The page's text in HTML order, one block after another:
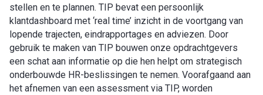
stellen en te plannen. TIP bevat een persoonlijk
klantdashboard met ‘real time’ inzicht in de voortgang van
lopende trajecten, eindrapportages en adviezen. Door
gebruik te maken van TIP bouwen onze opdrachtgevers
een schat aan informatie op die hen helpt om strategisch
onderbouwde HR-beslissingen te nemen. Voorafgaand aan
het afnemen van een assessment via TIP, worden